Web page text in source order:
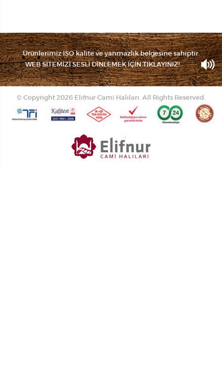
Ürünlerimiz ISO kalite ve yanmazlık belgesine sahiptir.
WEB SİTEMİZİ SESLİ DİNLEMEK İÇİN TIKLAYINIZ!
© Copyright 2026 Elifnur Cami Halıları. All Rights Reserved.